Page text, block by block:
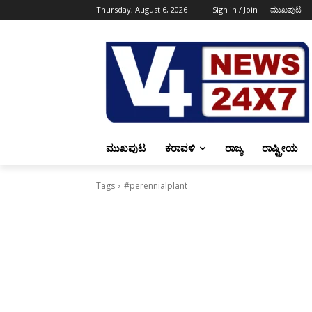
Thursday, August 6, 2026 Sign in / Join ಮುಖಪುಟ
ಮುಖಪುಟ ಕರಾವಳಿ ರಾಜ್ಯ ರಾಷ್ಟ್ರೀಯ
Tags #perennialplant